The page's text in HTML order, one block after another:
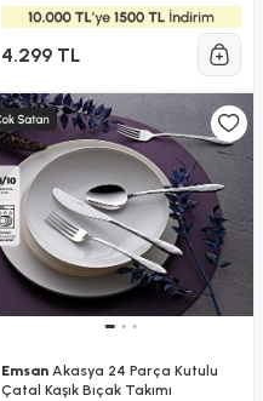
4.299 TL
EmsanAkasya 24 Parça Kutulu
Çatal Kaşık Bıçak Takımı